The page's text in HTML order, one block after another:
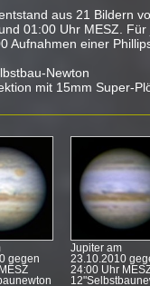
aus 21 Bildern
01:00 Uhr MESZ.
Aufnahmen einer
Newton
mit 15mm Super-
gegen
Jupiter am
23.10.2010
24:00 Uhr